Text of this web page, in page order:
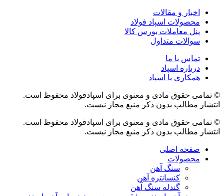
اخبار و مقالات
محصولات اسپاد فولاد
پنل معاملات بورس کالا
سوالات متداول
تماس با ما
درباره اسپاد
همکاری با اسپاد
© تمامی حقوق مادی و معنوی برای اسپادفولاد محفوظ است.
انتشار مطالب بدون ذکر منبع مجاز نیست.
© تمامی حقوق مادی و معنوی برای اسپادفولاد محفوظ است.
انتشار مطالب بدون ذکر منبع مجاز نیست.
صفحه اصلی
محصولات
سنگ آهن
کنسانتره آهن
گندله سنگ آهن